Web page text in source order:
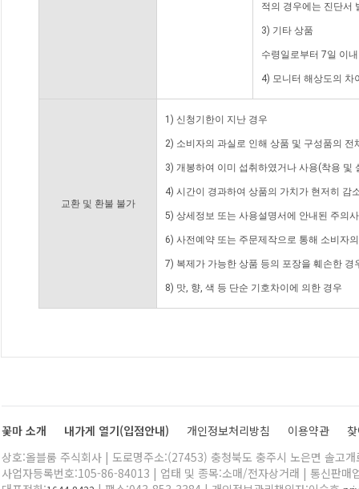
적의 경우에는 진단서
3) 기타 상품
수령일로부터 7일 이
4) 모니터 해상도의 차
교환 및 환불 불가
1) 신청기한이 지난 경우
2) 소비자의 과실로 인해 상품 및 구성품의
3) 개봉하여 이미 섭취하였거나 사용(착용 및
4) 시간이 경과하여 상품의 가치가 현저히 감
5) 상세정보 또는 사용설명서에 안내된 주의
6) 사전예약 또는 주문제작으로 통해 소비자
7) 복제가 가능한 상품 등의 포장을 훼손한 경
8) 맛, 향, 색 등 단순 기호차이에 의한 경우
꽃마 소개 내가게 열기(입점안내) 개인정보처리방침 이용약관
상호:올블룸 주식회사 | 도로명주소:(27453) 충청북도 충주시 노은면 솔고
사업자등록번호:105-86-84013 | 업태 및 종목:소매/전자상거래 | 통신판매